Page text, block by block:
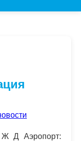
Ж Д Аэропорт: